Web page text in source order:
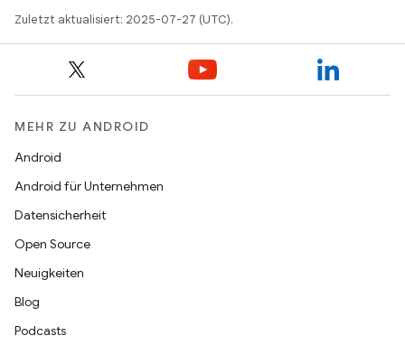
Zuletzt aktualisiert: 2025-07-27 (UTC).
MEHR ZU ANDROID
Android
Android für Unternehmen
Datensicherheit
Open Source
Neuigkeiten
Blog
Podcasts